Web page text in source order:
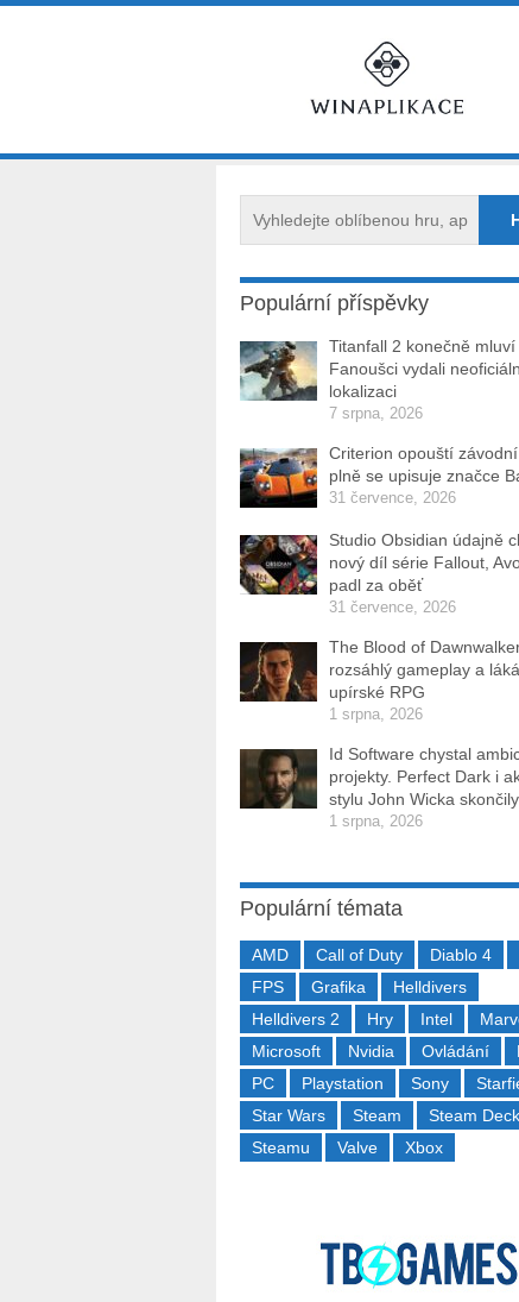
Populární příspěvky
Titanfall 2 konečně mluví
Fanoušci vydali
lokalizaci
7 srpna, 2026
Criterion opouští
plně se upisuje značce
31 července, 2026
Studio Obsidian údajně
nový díl série Fallout,
padl za oběť
31 července, 2026
The Blood of
rozsáhlý gameplay a
upírské RPG
1 srpna, 2026
Id Software chystal
projekty. Perfect Dark i
stylu John Wicka
1 srpna, 2026
Populární témata
AMD Call of Duty Diablo 4
FPS
Grafika
Helldivers
Helldivers 2
Hry Intel
Microsoft
Nvidia Ovládání
PC
Playstation Sony
Star Wars
Steam
Steam Deck
Steamu
Valve Xbox